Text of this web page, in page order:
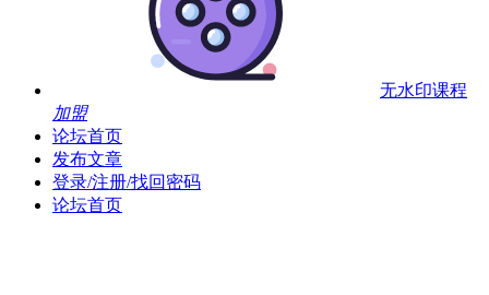
无水印课程
加盟
论坛首页
发布文章
登录/注册/找回密码
论坛首页